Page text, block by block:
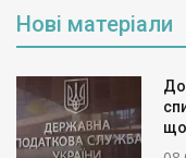
Нові матеріали
До
що